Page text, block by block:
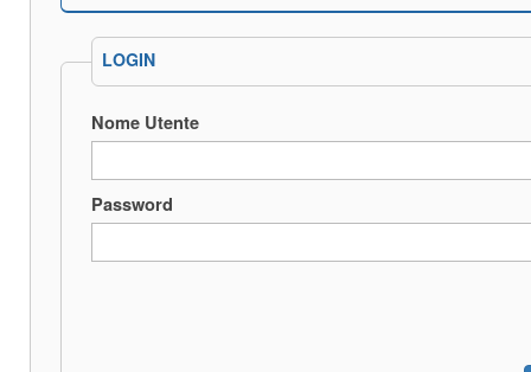
LOGIN
Nome Utente
Password